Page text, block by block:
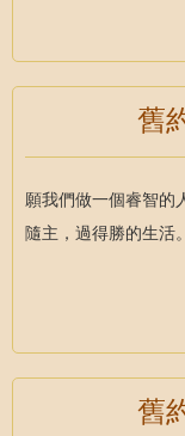
舊
願我們做一個睿智的
隨主，過得勝的生活。
舊